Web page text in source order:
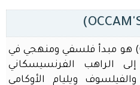
نَصْلُ أوكَام (Occam's Razor) هو مبدأ فلسفي ومنهجي في
الراهب الفرنسيسكاني
ويليام الأوكامي